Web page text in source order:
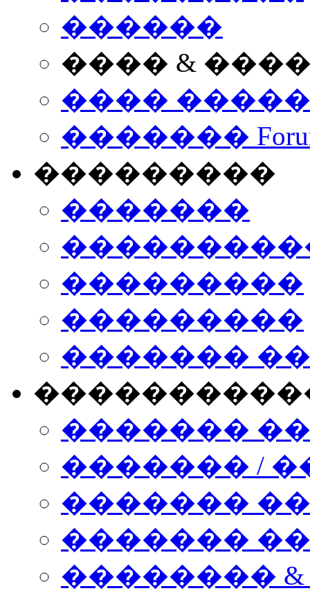
������
���� &
����
�������
���������
�������
���������
���������
�������
�������
������� /
�������
������� ���
��������